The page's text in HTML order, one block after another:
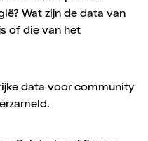
Wat zijn de data van
of die van het
data voor community